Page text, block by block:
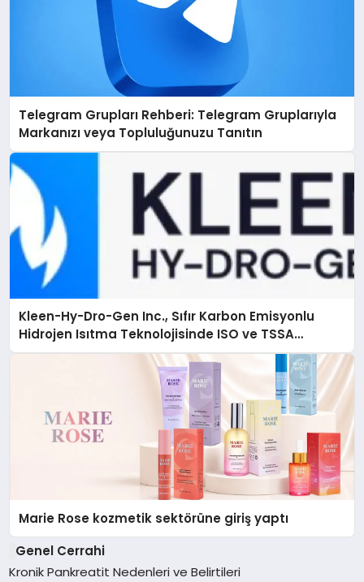
Telegram Grupları Rehberi: Telegram Gruplarıyla
Markanızı veya Topluluğunuzu Tanıtın
Kleen-Hy-Dro-Gen Inc., Sıfır Karbon Emisyonlu
Hidrojen Isıtma Teknolojisinde ISO ve TSSA
Düzenleyici Onaylarını Aldı
Marie Rose kozmetik sektörüne giriş yaptı
Genel Cerrahi
Kronik Pankreatit Nedenleri ve Belirtileri